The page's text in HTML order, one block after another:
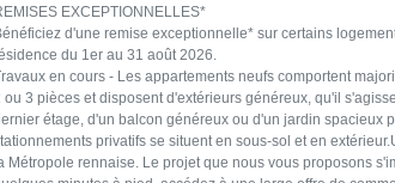
EXCEPTIONNELLES*
d'une remise exceptionnelle* sur certains
du 1er au 31 août 2026.
en cours - Les appartements neufs comportent
ou 3 pièces et disposent d'extérieurs généreux, qu'il
étage, d'un balcon généreux ou d'un jardin spacieux
privatifs se situent en sous-sol et en
Métropole rennaise. Le projet que nous vous proposons